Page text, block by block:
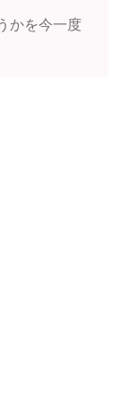
かを今一度